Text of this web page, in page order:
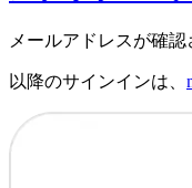
メールアドレスが確
以降のサインインは、